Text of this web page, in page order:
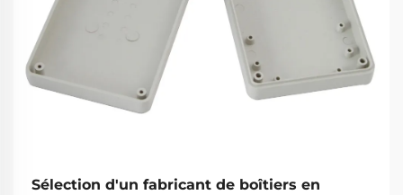
Sélection d'un fabricant de boîtiers en